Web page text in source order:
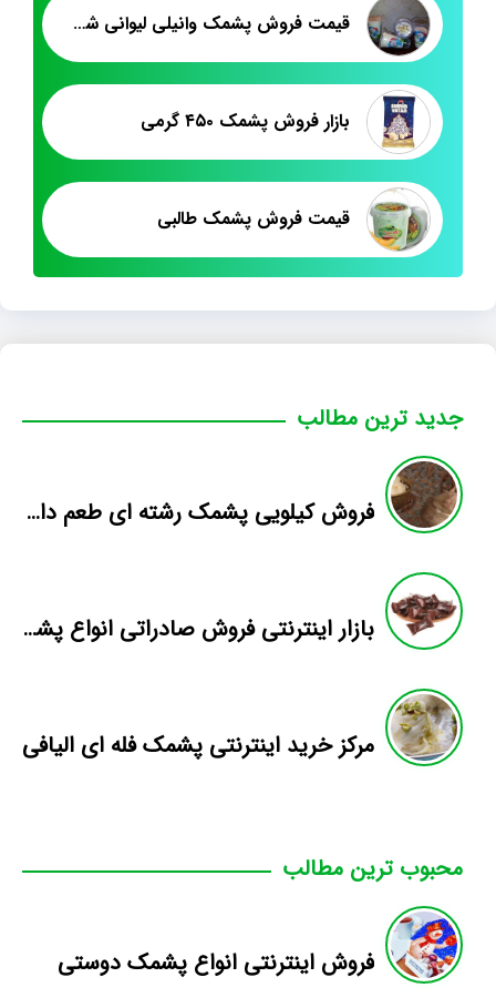
قیمت فروش پشمک وانیلی لیوانی شلاله
بازار فروش پشمک ۴۵۰ گرمی
قیمت فروش پشمک طالبی
جدید ترین مطالب
فروش کیلویی پشمک رشته ای طعم دار میوه
بازار اینترنتی فروش صادراتی انواع پشمک الیافی/شکلاتی
مرکز خرید اینترنتی پشمک فله ای الیافی
محبوب ترین مطالب
فروش اینترنتی انواع پشمک دوستی